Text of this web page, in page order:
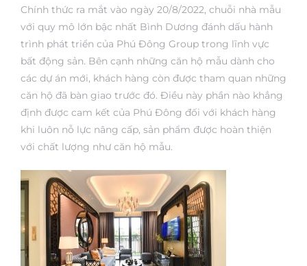
Chính thức ra mắt vào ngày 20/8/2022, chuỗi nhà mẫu
với quy mô lớn bậc nhất Bình Dương đánh dấu hành
trình phát triển của Phú Đông Group trong lĩnh vực
bất động sản. Bên cạnh những căn hộ mẫu dành cho
các dự án mới, khách hàng còn được tham quan những
căn hộ đã bàn giao trước đó. Điều này phần nào khẳng
định được cam kết của Phú Đông đối với khách hàng
khi luôn nỗ lực nâng cấp, sản phẩm được hoàn thiện
với chất lượng như căn hộ mẫu.